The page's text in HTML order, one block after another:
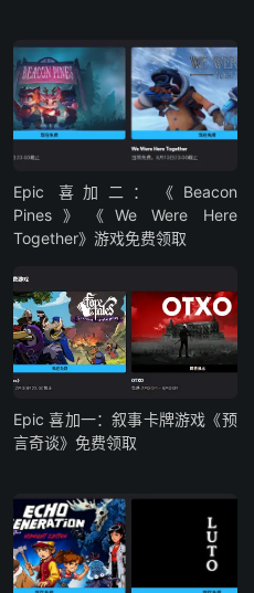
Epic 喜加二：《Beacon
Pines》《We Were Here
Together》游戏免费领取
Epic 喜加一：叙事卡牌游戏《预
言奇谈》免费领取